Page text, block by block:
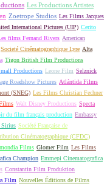
Les Productions Artistes
Zoetrope Studios Les Films Jacques
International Pictures (UIP) Cerito
films Fernand Rivers American
Societé Cinématographique Lyre Alta
Tigon British Film Productions
Productions Leone Film Selznick
Roadshow Pictures Atlántida Films
(SNEG) Les Films Christian Fechner
Walt Disney Productions Specta
du film français production Embassy
Sirius Société Française de
Cinématographique (CFDC)
Films Glomer Film Les Films
Champion Emmepi Cinematografica
Constantin Film Produktion
Film Nouvelles Éditions de Films